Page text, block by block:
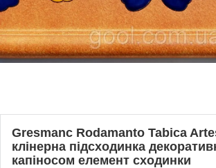
Gresmanc Rodamanto Tabica
клінерна підсходинка
капіносом елемент сходинки